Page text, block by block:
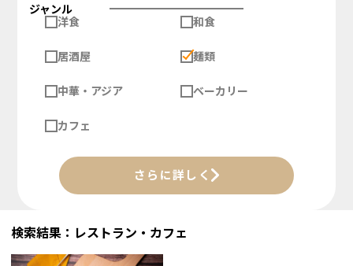
ジャンル
洋食
和食
居酒屋 麺類
中華・アジア ベーカリー
カフェ
さらに詳しく
検索結果：レストラン・カフェ